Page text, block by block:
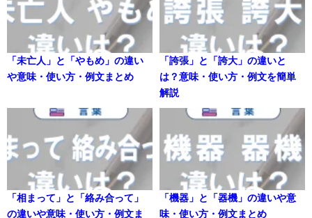
「未亡人」と「やもめ」の違い
や意味・使い方・例文まとめ
「誇張」と「誇大」の違いと
は？意味・使い方・例文を簡単
解説
「相まって」と「絡み合って」
の違いや意味・使い方・例文ま
「機器」と「器機」の違いや意
味・使い方・例文まとめ